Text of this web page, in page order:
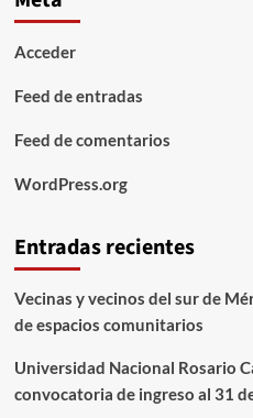
Acceder
Feed de entradas
Feed de comentarios
WordPress.org
Entradas recientes
Vecinas y vecinos del sur de
de espacios comunitarios
Universidad Nacional Rosario
convocatoria de ingreso al 31